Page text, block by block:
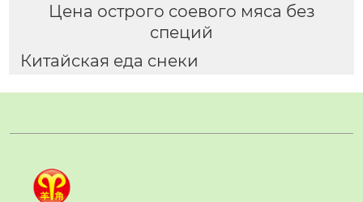
Цена острого соевого мяса без
специй
Китайская еда снеки